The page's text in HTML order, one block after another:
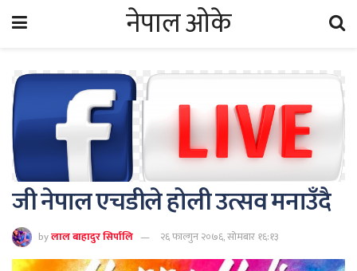
नेपाल ओके
जी नेपाल एचडीले होली उत्सव मनाउँदै
byलाल बाहादुर सिर्पालि २६ फाल्गुन २०७६, सोमबार १६:१३